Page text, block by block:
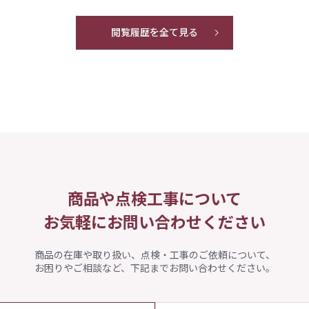
閲覧履歴を全て見る
商品や点検工事について
お気軽にお問い合わせください
商品の在庫や取り扱い、点検・工事のご依頼について、
お困りやご相談など、下記までお問い合わせください。